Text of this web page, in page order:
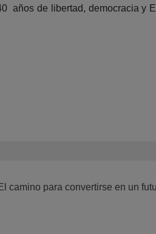
años de libertad, democracia y
camino para convertirse en un